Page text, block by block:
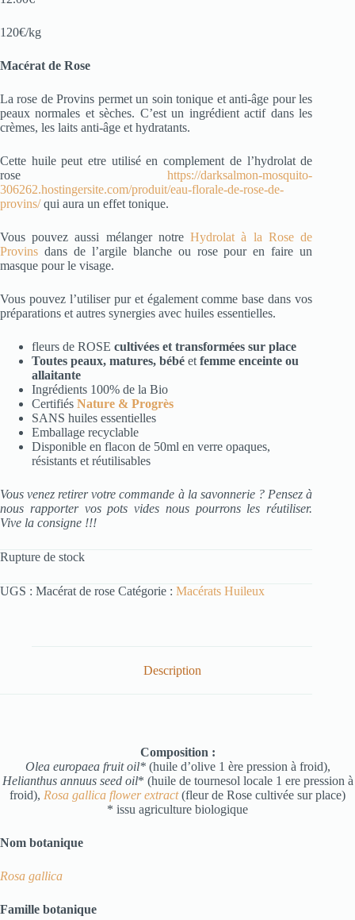
120€/kg
Macérat de Rose
La rose de Provins permet un soin tonique et anti-âge pour les
peaux normales et sèches. C’est un ingrédient actif dans les
crèmes, les laits anti-âge et hydratants.
Cette huile peut etre utilisé en complement de l’hydrolat de
rosehttps://darksalmon-mosquito-
306262.hostingersite.com/produit/eau-florale-de-rose-de-
provins/qui aura un effet tonique.
Vous pouvez aussi mélanger notreHydrolat à la Rose de
Provins dans de l’argile blanche ou rose pour en faire un
masque pour le visage.
Vous pouvez l’utiliser pur et également comme base dans vos
préparations et autres synergies avec huiles essentielles.
fleurs de ROSE cultivées et transformées sur place
Toutes peaux, matures, bébé et femme enceinte ou
allaitante
Ingrédients 100% de la Bio
Certifiés Nature & Progrès
SANS huiles essentielles
Emballage recyclable
Disponible en flacon de 50ml en verre opaques,
résistants et réutilisables
Vous venez retirer votre commande à la savonnerie ? Pensez à
nous rapporter vos pots vides nous pourrons les réutiliser.
Vive la consigne !!!
Rupture de stock
UGS : Macérat de rose Catégorie : Macérats Huileux
Description
Composition :
Olea europaea fruit oil*(huile d’olive 1 ère pression à froid),
Helianthus annuus seed oil* (huile de tournesol locale 1 ere pression à
froid), Rosa gallica flower extract(fleur de Rose cultivée sur place)
* issu agriculture biologique
Nom botanique
Rosa gallica
Famille botanique